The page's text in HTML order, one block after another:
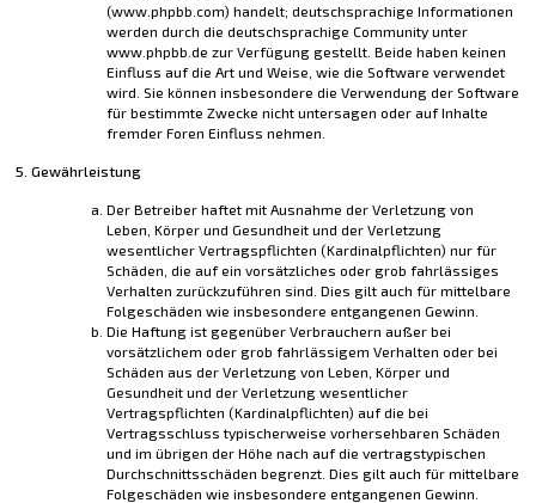
(www.phpbb.com) handelt; deutschsprachige Informationen
werden durch die deutschsprachige Community unter
www.phpbb.de zur Verfügung gestellt. Beide haben keinen
Einfluss auf die Art und Weise, wie die Software verwendet
wird. Sie können insbesondere die Verwendung der Software
für bestimmte Zwecke nicht untersagen oder auf Inhalte
fremder Foren Einfluss nehmen.
5. Gewährleistung
Der Betreiber haftet mit Ausnahme der Verletzung von
Leben, Körper und Gesundheit und der Verletzung
wesentlicher Vertragspflichten (Kardinalpflichten) nur für
Schäden, die auf ein vorsätzliches oder grob fahrlässiges
Verhalten zurückzuführen sind. Dies gilt auch für mittelbare
Folgeschäden wie insbesondere entgangenen Gewinn.
Die Haftung ist gegenüber Verbrauchern außer bei
vorsätzlichem oder grob fahrlässigem Verhalten oder bei
Schäden aus der Verletzung von Leben, Körper und
Gesundheit und der Verletzung wesentlicher
Vertragspflichten (Kardinalpflichten) auf die bei
Vertragsschluss typischerweise vorhersehbaren Schäden
und im übrigen der Höhe nach auf die vertragstypischen
Durchschnittsschäden begrenzt. Dies gilt auch für mittelbare
Folgeschäden wie insbesondere entgangenen Gewinn.